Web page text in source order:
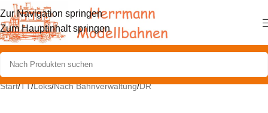
Zur Navigation springen
Zum Hauptinhalt springen
Start/TT/Loks/Nach Bahnverwaltung/DR